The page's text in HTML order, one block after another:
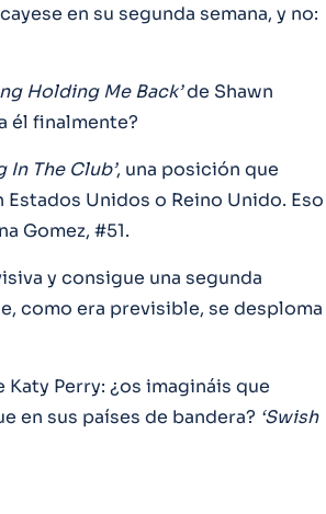
en su segunda semana, y no:
Holding Me Back’de Shawn
él finalmente?
In The Club’, una posición que
Unidos o Reino Unido. Eso
Gomez, #51.
y consigue una segunda
como era previsible, se desploma
Katy Perry: ¿os imagináis que
en sus países de bandera? ‘Swish